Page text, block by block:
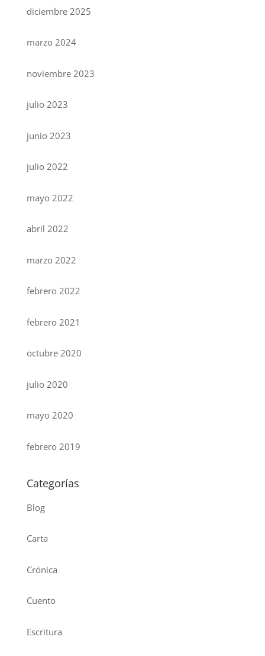
diciembre 2025
marzo 2024
noviembre 2023
julio 2023
junio 2023
julio 2022
mayo 2022
abril 2022
marzo 2022
febrero 2022
febrero 2021
octubre 2020
julio 2020
mayo 2020
febrero 2019
Categorías
Blog
Carta
Crónica
Cuento
Escritura